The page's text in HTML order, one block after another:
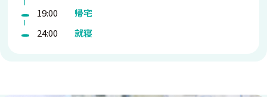
19:00
帰宅
24:00
就寝